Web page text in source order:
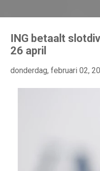
ING betaalt
26 april
donderdag, februari 02,